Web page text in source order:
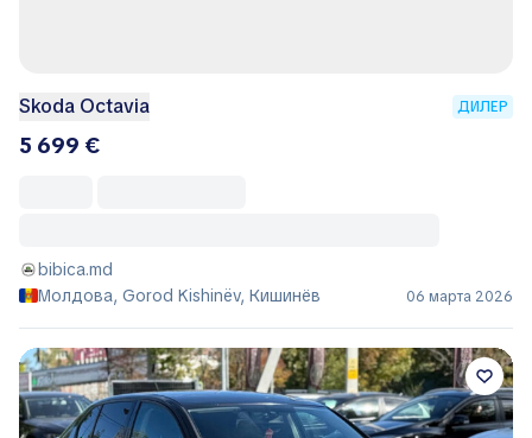
Skoda Octavia ДИЛЕР
5 699 €
bibica.md
Молдова, Gorod Kishinëv, Кишинёв
06 марта 2026